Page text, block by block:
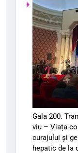
Gala 200.
viu – Viața
curajului și
hepatic de la